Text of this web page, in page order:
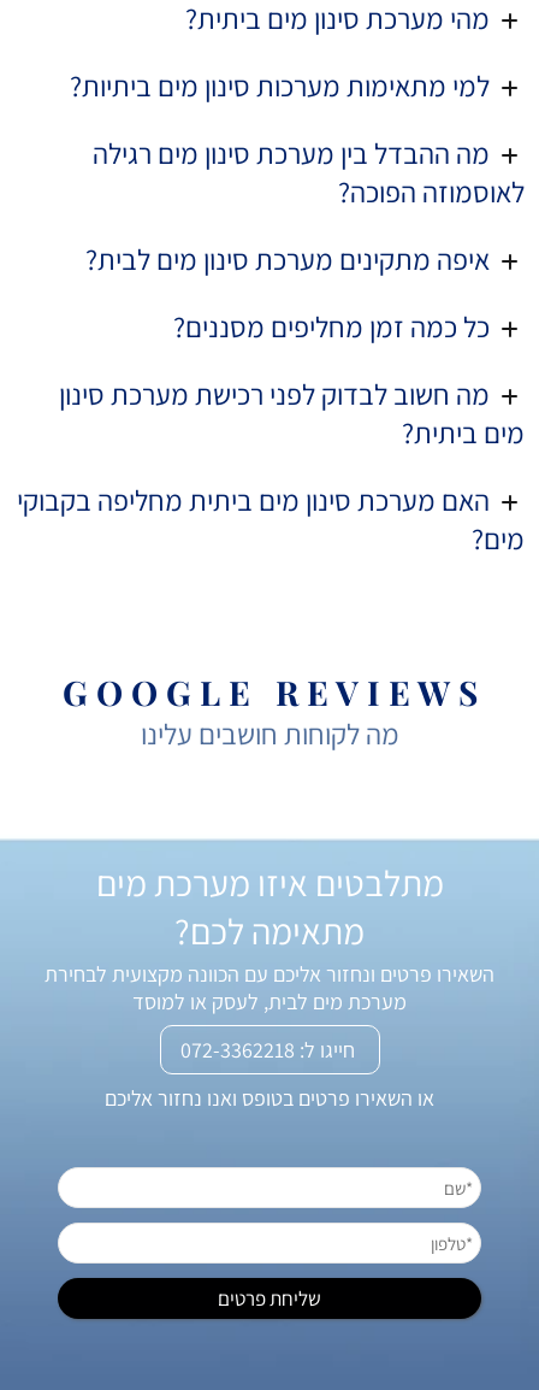
מהי מערכת סינון מים ביתית?
למי מתאימות מערכות סינון מים ביתיות?
מה ההבדל בין מערכת סינון מים רגילה
לאוסמוזה הפוכה?
איפה מתקינים מערכת סינון מים לבית?
כל כמה זמן מחליפים מסננים?
מה חשוב לבדוק לפני רכישת מערכת סינון
מים ביתית?
האם מערכת סינון מים ביתית מחליפה בקבוקי
מים?
G O O G L E R E V I E W S
מה לקוחות חושבים עלינו
מתלבטים איזו מערכת מים
מתאימה לכם?
השאירו פרטים ונחזור אליכם עם הכוונה מקצועית לבחירת
מערכת מים לבית, לעסק או למוסד
חייגו ל: 072-3362218
או השאירו פרטים בטופס ואנו נחזור אליכם